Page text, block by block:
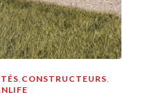
CONSTRUCTEURS